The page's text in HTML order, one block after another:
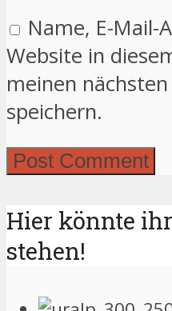
Name, E-Mail-
Website in
meinen
speichern.
Hier könnte
stehen!